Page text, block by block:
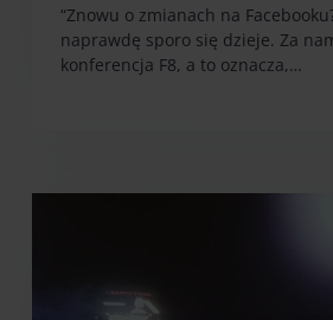
“Znowu o zmianach na
naprawdę sporo się dzieje. Za
konferencja F8, a to oznacza,…